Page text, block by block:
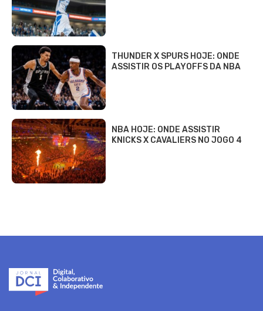
THUNDER X SPURS HOJE: ONDE
ASSISTIR OS PLAYOFFS DA NBA
NBA HOJE: ONDE ASSISTIR
KNICKS X CAVALIERS NO JOGO 4